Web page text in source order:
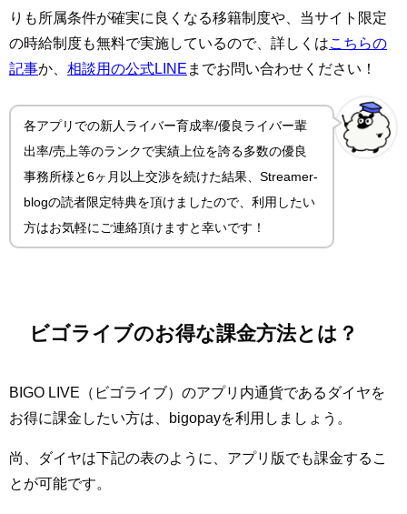
りも所属条件が確実に良くなる移籍制度や、当サイト限定
の時給制度も無料で実施しているので、詳しくは こちらの
記事か、 相談用の公式LINE までお問い合わせください！
各アプリでの新人ライバー育成率/優良ライバー輩
出率/売上等のランクで実績上位を誇る多数の優良
事務所様と6ヶ月以上交渉を続けた結果、Streamer-
blogの読者限定特典を頂けましたので、利用したい
方はお気軽にご連絡頂けますと幸いです！
ビゴライブのお得な課金方法とは？
BIGO LIVE（ビゴライブ）のアプリ内通貨であるダイヤを
お得に課金したい方は、bigopayを利用しましょう。
尚、ダイヤは下記の表のように、アプリ版でも課金するこ
とが可能です。